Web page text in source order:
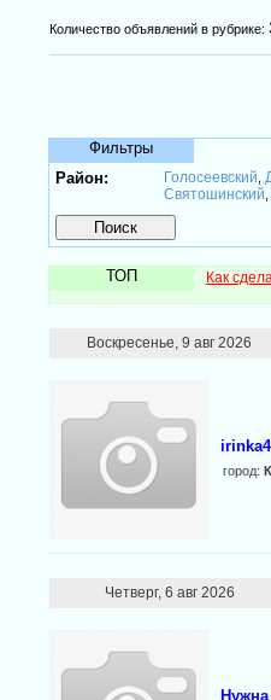
Количество объявлений в рубрике:
Фильтры
Район:
Голосеевский
Святошинский
ТОП Как
Воскресенье, 9 авг 2026
город:
Четверг, 6 авг 2026